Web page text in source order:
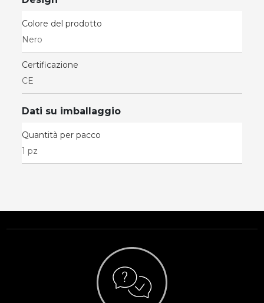
Colore del prodotto
Nero
Certificazione
CE
Dati su imballaggio
Quantità per pacco
1 pz